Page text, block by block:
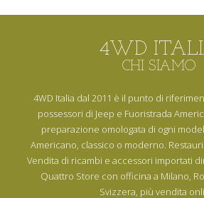
4WD
CHI SIAMO
4WD Italia dal 2011 è il punto di
possessori di Jeep e Fuoristrada
preparazione omologata di ogni
Americano, classico o moderno.
Vendita di ricambi e accessori importati
Quattro Store con officina a Milano,
Svizzera, più vendita